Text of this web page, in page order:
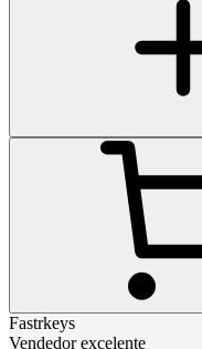
Fastrkeys
Vendedor excelente